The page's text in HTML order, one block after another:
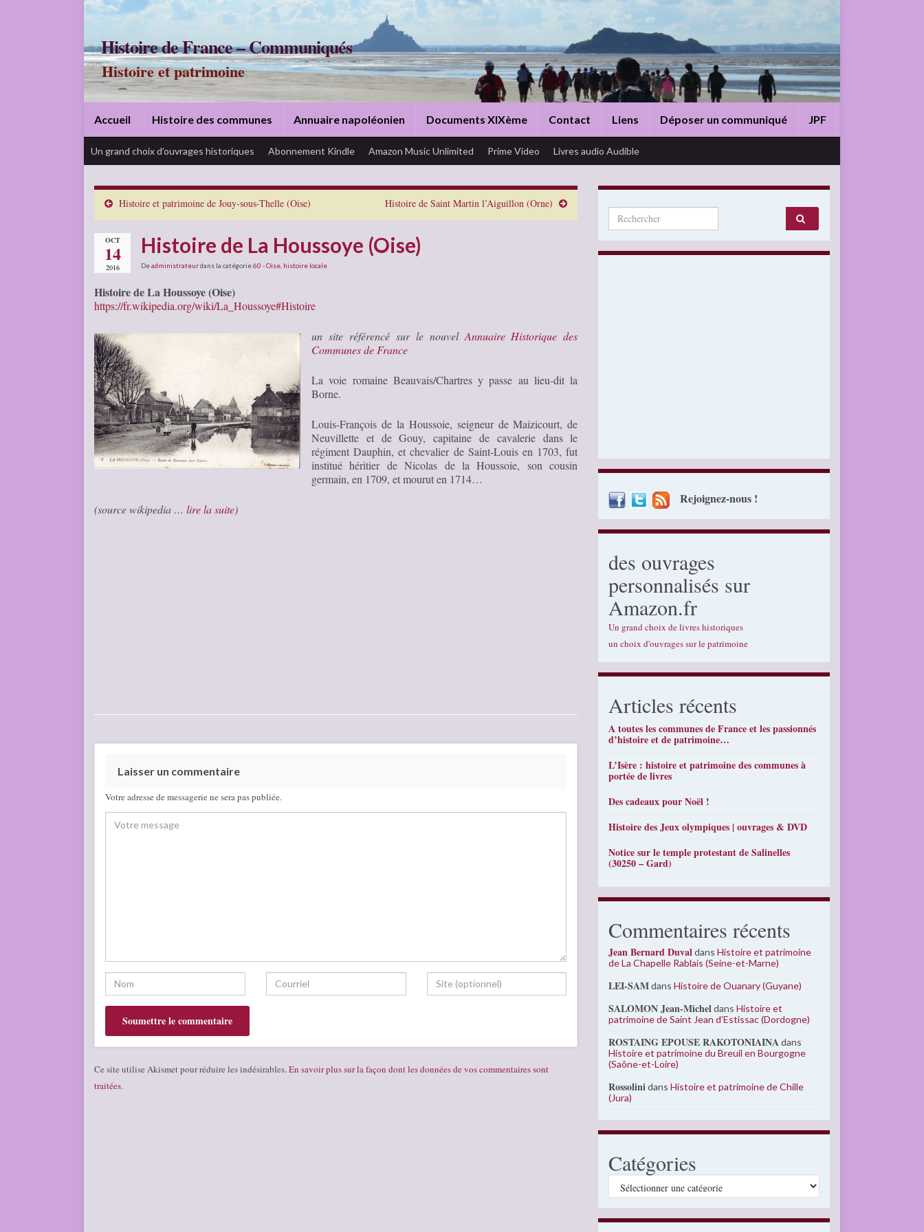
Histoire de France – Communiqués
Histoire et patrimoine
Accueil Histoire des communes Annuaire napoléonien Documents XIXème Contact Liens Déposer un communiqué JPF
Un grand choix d’ouvrages historiques Abonnement Kindle Amazon Music Unlimited Prime Video Livres audio Audible
Histoire et patrimoine de Jouy-sous-Thelle (Oise) Histoire de Saint Martin l’Aiguillon (Orne)
OCT
14
2016
Histoire de La Houssoye (Oise)
Deadministrateurdans la catégorie60 - Oise histoire locale
Histoire de La Houssoye (Oise)
https://fr.wikipedia.org/wiki/La_Houssoye#Histoire
un site référencé sur le nouvel Annuaire Historique des
Communes de France
La voie romaine Beauvais/Chartres y passe au lieu-dit la
Borne.
Louis-François de la Houssoie, seigneur de Maizicourt, de
Neuvillette et de Gouy, capitaine de cavalerie dans le
régiment Dauphin, et chevalier de Saint-Louis en 1703, fut
institué héritier de Nicolas de la Houssoie, son cousin
germain, en 1709, et mourut en 1714…
(source wikipedia … lire la suite)
Laisser un commentaire
Votre adresse de messagerie ne sera pas publiée.
Ce site utilise Akismet pour réduire les indésirables. En savoir plus sur la façon dont les données de vos commentaires sont
traitées.
Search for:
Rejoignez-nous !
des ouvrages
personnalisés sur
Amazon.fr
Un grand choix de livres historiques
un choix d'ouvrages sur le patrimoine
Articles récents
A toutes les communes de France et les passionnés
d’histoire et de patrimoine…
L’Isère : histoire et patrimoine des communes à
portée de livres
Des cadeaux pour Noël !
Histoire des Jeux olympiques | ouvrages & DVD
Notice sur le temple protestant de Salinelles
(30250 – Gard)
Commentaires récents
Jean Bernard DuvaldansHistoire et patrimoine
de La Chapelle Rablais (Seine-et-Marne)
LEI-SAMdansHistoire de Ouanary (Guyane)
SALOMON Jean-MicheldansHistoire et
patrimoine de Saint Jean d’Estissac (Dordogne)
ROSTAING EPOUSE RAKOTONIAINAdans
Histoire et patrimoine du Breuil en Bourgogne
(Saône-et-Loire)
RossolinidansHistoire et patrimoine de Chille
(Jura)
Catégories
Catégories